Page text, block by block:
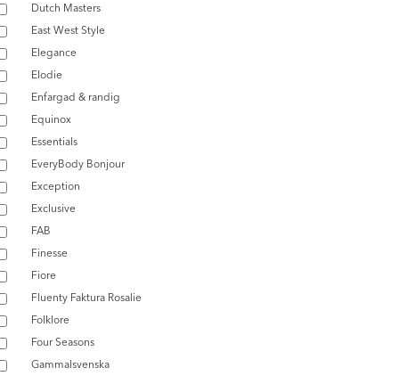
Dutch Masters
East West Style
Elegance
Elodie
Enfargad & randig
Equinox
Essentials
EveryBody Bonjour
Exception
Exclusive
FAB
Finesse
Fiore
Fluenty Faktura Rosalie
Folklore
Four Seasons
Gammalsvenska